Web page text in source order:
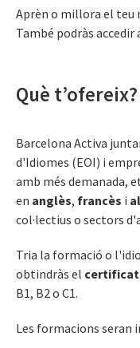
Aprèn o millora el teu
També podràs accedir
Què t’ofereix?
Barcelona Activa
d'Idiomes (EOI) i
amb més demanada,
en anglès, francès i
col·lectius o sectors
Tria la formació o
obtindràs el
B1, B2 o C1.
Les formacions